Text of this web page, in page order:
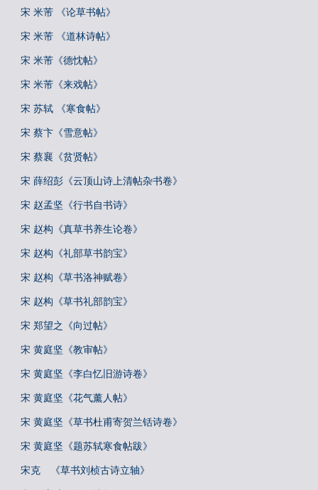
宋 米芾 《论草书帖》
宋 米芾 《道林诗帖》
宋 米芾《德忱帖》
宋 米芾《来戏帖》
宋 苏轼 《寒食帖》
宋 蔡卞《雪意帖》
宋 蔡襄《贫贤帖》
宋 薛绍彭《云顶山诗上清帖杂书卷》
宋 赵孟坚《行书自书诗》
宋 赵构《真草书养生论卷》
宋 赵构《礼部草书韵宝》
宋 赵构《草书洛神赋卷》
宋 赵构《草书礼部韵宝》
宋 郑望之《向过帖》
宋 黄庭坚《教审帖》
宋 黄庭坚《李白忆旧游诗卷》
宋 黄庭坚《花气薰人帖》
宋 黄庭坚《草书杜甫寄贺兰铦诗卷》
宋 黄庭坚《题苏轼寒食帖跋》
宋克 《草书刘桢古诗立轴》